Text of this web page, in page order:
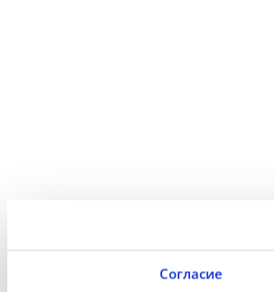
Согласие